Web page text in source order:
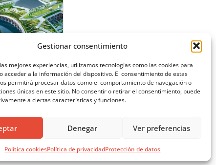
Gestionar consentimiento
mejores experiencias, utilizamos tecnologías como las cookies para
acceder a la información del dispositivo. El consentimiento de estas
permitirá procesar datos como el comportamiento de navegación o
únicas en este sitio. No consentir o retirar el consentimiento, puede
a ciertas características y funciones.
Denegar Ver preferencias
Política cookiesPolítica de privacidadProtección de datos
VERDE DE